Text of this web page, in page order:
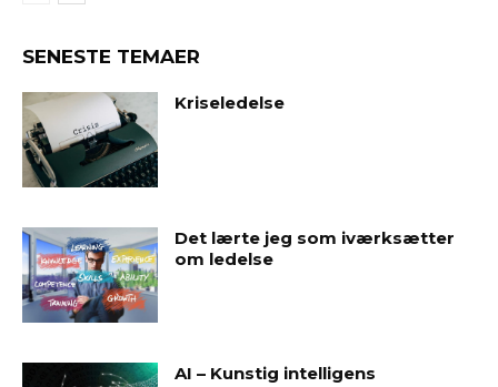
SENESTE TEMAER
Kriseledelse
Det lærte jeg som iværksætter
om ledelse
AI – Kunstig intelligens